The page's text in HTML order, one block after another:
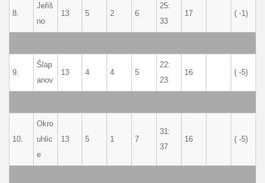
8.
Jeřiš
no
13 5 2 6
25:
33
17 ( -1)
9.
Šlap
anov
13 4 4 5
22:
23
16 ( -5)
10.
Okro
uhlic
e
13 5 1 7
31:
37
16 ( -5)